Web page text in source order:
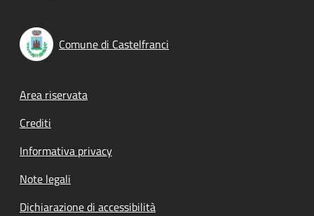
Comune di Castelfranci
Footer menu
Area riservata
Crediti
Informativa privacy
Note legali
Dichiarazione di accessibilità